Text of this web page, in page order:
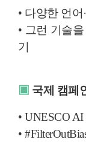
• 다양한 언
• 그런 기술
기
▣ 국제 캠페
• UNESCO
•